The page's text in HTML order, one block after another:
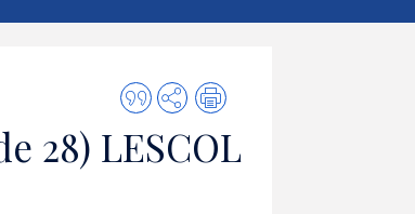
Quote
this
publication
SharePrint
28) LESCOL